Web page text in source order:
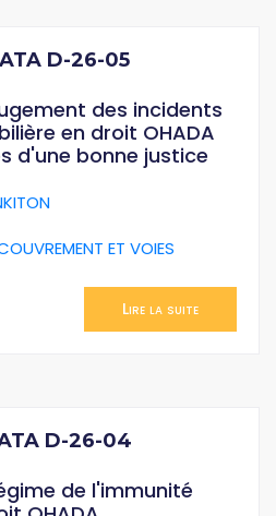
D-26-05
des incidents
en droit OHADA
d'une bonne justice
ET VOIES
Lire la suite
D-26-04
de l'immunité